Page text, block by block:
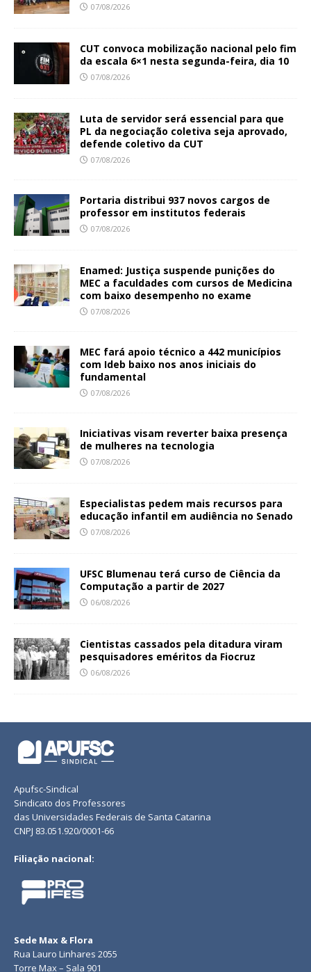
07/08/2026
CUT convoca mobilização nacional pelo fim
da escala 6×1 nesta segunda-feira, dia 10
07/08/2026
Luta de servidor será essencial para que
PL da negociação coletiva seja aprovado,
defende coletivo da CUT
07/08/2026
Portaria distribui 937 novos cargos de
professor em institutos federais
07/08/2026
Enamed: Justiça suspende punições do
MEC a faculdades com cursos de Medicina
com baixo desempenho no exame
07/08/2026
MEC fará apoio técnico a 442 municípios
com Ideb baixo nos anos iniciais do
fundamental
07/08/2026
Iniciativas visam reverter baixa presença
de mulheres na tecnologia
07/08/2026
Especialistas pedem mais recursos para
educação infantil em audiência no Senado
07/08/2026
UFSC Blumenau terá curso de Ciência da
Computação a partir de 2027
06/08/2026
Cientistas cassados pela ditadura viram
pesquisadores eméritos da Fiocruz
06/08/2026
Apufsc-Sindical
Sindicato dos Professores
das Universidades Federais de Santa Catarina
CNPJ 83.051.920/0001-66
Filiação nacional:
Sede Max & Flora
Rua Lauro Linhares 2055
Torre Max – Sala 901